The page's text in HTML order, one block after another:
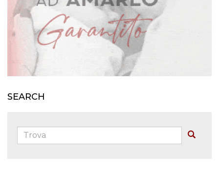
SEARCH
Trova: